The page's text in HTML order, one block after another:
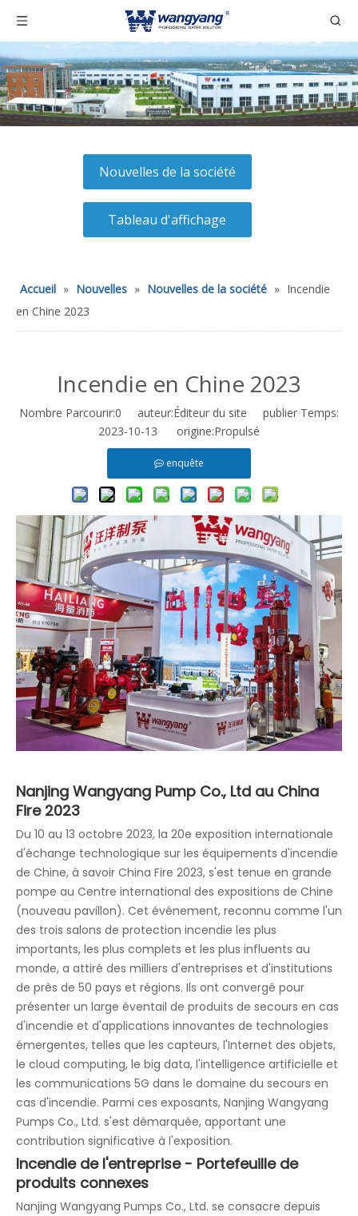
Nouvelles de la société
Tableau d'affichage
Accueil » Nouvelles » Nouvelles de la société » Incendie
en Chine 2023
Incendie en Chine 2023
Nombre Parcourir:0 auteur:Éditeur du site publier Temps:
2023-10-13 origine:Propulsé
enquête
Nanjing Wangyang Pump Co., Ltd au China
Fire 2023
Du 10 au 13 octobre 2023, la 20e exposition internationale
d'échange technologique sur les équipements d'incendie
de Chine, à savoir China Fire 2023, s'est tenue en grande
pompe au Centre international des expositions de Chine
(nouveau pavillon). Cet événement, reconnu comme l'un
des trois salons de protection incendie les plus
importants, les plus complets et les plus influents au
monde, a attiré des milliers d'entreprises et d'institutions
de près de 50 pays et régions. Ils ont convergé pour
présenter un large éventail de produits de secours en cas
d'incendie et d'applications innovantes de technologies
émergentes, telles que les capteurs, l'Internet des objets,
le cloud computing, le big data, l'intelligence artificielle et
les communications 5G dans le domaine du secours en
cas d'incendie. Parmi ces exposants, Nanjing Wangyang
Pumps Co., Ltd. s'est démarquée, apportant une
contribution significative à l'exposition.
Incendie de l'entreprise - Portefeuille de
produits connexes
Nanjing Wangyang Pumps Co., Ltd. se consacre depuis